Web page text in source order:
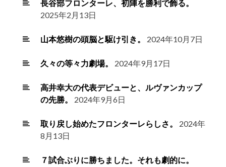
長谷部フロンターレ、初陣を勝利で飾る。
2025年2月13日
山本悠樹の頭脳と駆け引き。 2024年10月7日
久々の等々力劇場。 2024年9月17日
高井幸大の代表デビューと、ルヴァンカップ
の先勝。
2024年9月6日
取り戻し始めたフロンターレらしさ。
2024年
8月13日
７試合ぶりに勝ちました。それも劇的に。